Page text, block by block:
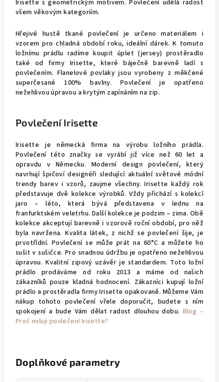
Irisette s geometrickým motivem. Povlečení udělá radost
všem věkovým kategoriím.
Hřejivé hustě tkané povlečení je určeno materiálem i
vzorem pro chladná období roku, ideální dárek. K tomuto
ložnímu prádlu radíme koupit úplet (jersey) prostěradlo
také od firmy Irisette, které báječně barevně ladí s
povlečením. Flanelové povlaky jsou vyrobeny z měkčené
superčesané 100% bavlny. Povlečení je opatřeno
nežehlivou úpravou a krytým zapínáním na zip.
Povlečení Irisette
Irisette je německá firma na výrobu ložního prádla.
Povlečení této značky se vyrábí již více než 60 let a
opravdu v Německu. Moderní design povlečení, který
navrhují špičoví designéři sledující aktuální světové módní
trendy barev i vzorů, zaujme všechny. Irisette každý rok
představuje dvě kolekce výrobků. Vždy přichází s kolekcí
jaro – léto, která bývá představena v lednu na
franfurktském veletrhu. Další kolekce je podzim – zima. Obě
kolekce akceptují barevně i vzorově roční období, pro něž
byla navržena. Kvalita látek, z nichž se povlečení šije, je
prvotřídní. Povlečení se může prát na 60°C a můžete ho
sušit v sušičce. Pro snadnou údržbu je opatřeno nežehlivou
úpravou. Kvalitní zipový uzávěr je standardem. Toto ložní
prádlo prodáváme od roku 2013 a máme od našich
zákazníků pouze kladná hodnocení. Zákazníci kupují ložní
prádlo a prostěradla firmy Irisette opakovaně. Můžeme Vám
nákup tohoto povlečení vřele doporučit, budete s ním
spokojení a bude Vám dělat radost dlouhou dobu. Blog –
Proč miluji povlečení Irisette?
Doplňkové parametry